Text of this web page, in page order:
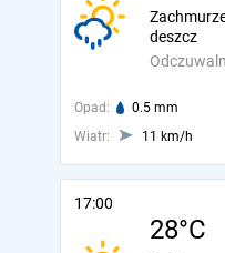
deszcz
Opad: 0.5 mm
Wiatr:
11 km/h
17:00
28°C